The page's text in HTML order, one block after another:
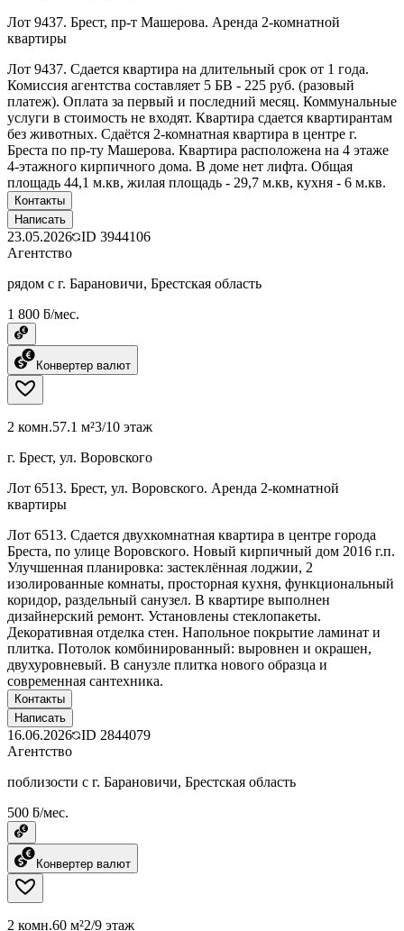
Лот 9437. Брест, пр-т Машерова. Аренда 2-комнатной
квартиры
Лот 9437. Сдается квартира на длительный срок от 1 года.
Комиссия агентства составляет 5 БВ - 225 руб. (разовый
платеж). Оплата за первый и последний месяц. Коммунальные
услуги в стоимость не входят. Квартира сдается квартирантам
без животных. Сдаётся 2-комнатная квартира в центре г.
Бреста по пр-ту Машерова. Квартира расположена на 4 этаже
4-этажного кирпичного дома. В доме нет лифта. Общая
площадь 44,1 м.кв, жилая площадь - 29,7 м.кв, кухня - 6 м.кв.
Контакты
Написать
23.05.2026 ID 3944106
Агентство
рядом с г. Барановичи, Брестская область
1 800 ƃ/мес.
Конвертер валют
2 комн.57.1 м²3/10 этаж
г. Брест, ул. Воровского
Лот 6513. Брест, ул. Воровского. Аренда 2-комнатной
квартиры
Лот 6513. Сдается двухкомнатная квартира в центре города
Бреста, по улице Воровского. Новый кирпичный дом 2016 г.п.
Улучшенная планировка: застеклённая лоджии, 2
изолированные комнаты, просторная кухня, функциональный
коридор, раздельный санузел. В квартире выполнен
дизайнерский ремонт. Установлены стеклопакеты.
Декоративная отделка стен. Напольное покрытие ламинат и
плитка. Потолок комбинированный: выровнен и окрашен,
двухуровневый. В санузле плитка нового образца и
современная сантехника.
Контакты
Написать
16.06.2026 ID 2844079
Агентство
поблизости с г. Барановичи, Брестская область
500 ƃ/мес.
Конвертер валют
2 комн.60 м²2/9 этаж